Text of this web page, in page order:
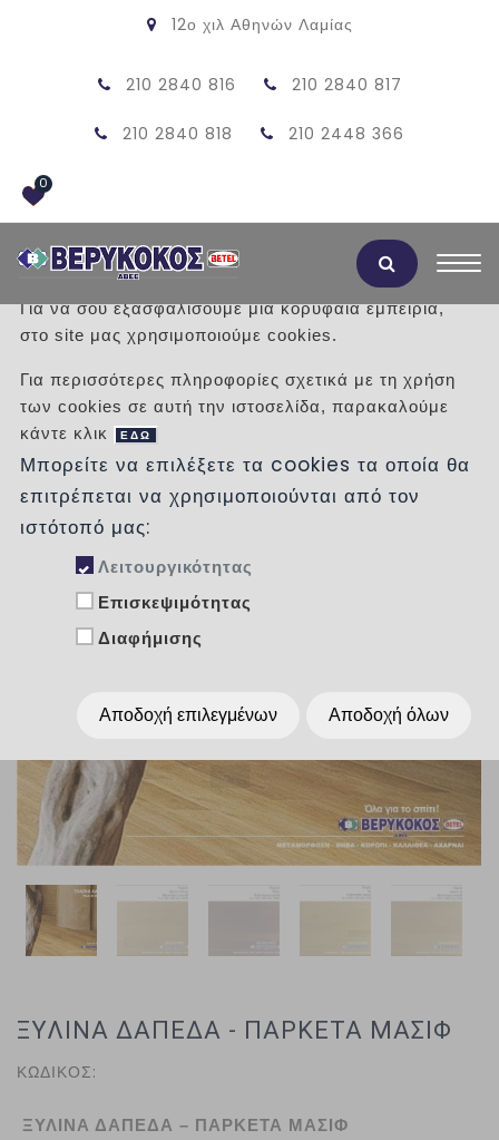
12ο χιλ Αθηνών Λαμίας
210 2840 816 210 2840 817
210 2840 818 210 2448 366
0
/ Προϊόντα / ΞΥΛΙΝΑ ΔΑΠΕΔΑ ΜΑΣΙΦ
ΞΥΛΙΝΑ ΔΑΠΕΔΑ - ΠΑΡΚΕΤΑ ΜΑΣΙΦ
ΚΩΔΙΚΟΣ:
ΞΥΛΙΝΑ ΔΑΠΕΔΑ – ΠΑΡΚΕΤΑ ΜΑΣΙΦ
Αποδοχή Cookies
Για να σου εξασφαλίσουμε μια κορυφαία εμπειρία,
στο site μας χρησιμοποιούμε cookies.
Για περισσότερες πληροφορίες σχετικά με τη χρήση
των cookies σε αυτή την ιστοσελίδα, παρακαλούμε
κάντε κλικ
ΕΔΩ
Μπορείτε να επιλέξετε τα cookies τα οποία θα
επιτρέπεται να χρησιμοποιούνται από τον
ιστότοπό μας:
Λειτουργικότητας
Επισκεψιμότητας
Διαφήμισης
Αποδοχή επιλεγμένων Αποδοχή όλων